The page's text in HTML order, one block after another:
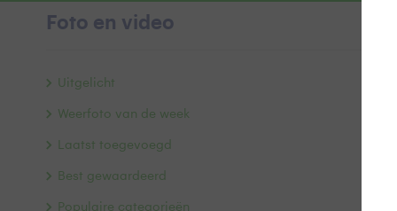
Foto en video
Uitgelicht
Weerfoto van de week
Laatst toegevoegd
Best gewaardeerd
Populaire categorieën